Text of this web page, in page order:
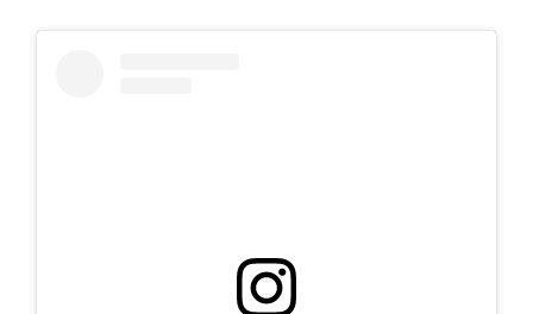
4.1多部未華子さんのコメント
初回放送は2023年10月12日（木）夜10